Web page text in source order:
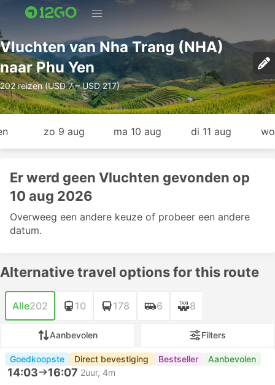
Vluchten van Nha Trang (NHA)
naar Phu Yen
202 reizen (USD 7 – USD 217)
zo 9 aug ma 10 aug di 11 aug
Er werd geen Vluchten gevonden op
10 aug 2026
Overweeg een andere keuze of probeer een andere
datum.
Alternative travel options for this route
Alle202 10 178 6 8
Aanbevolen Filters
Goedkoopste Direct bevestiging Bestseller Aanbevolen
14:03 16:07 2uur, 4m